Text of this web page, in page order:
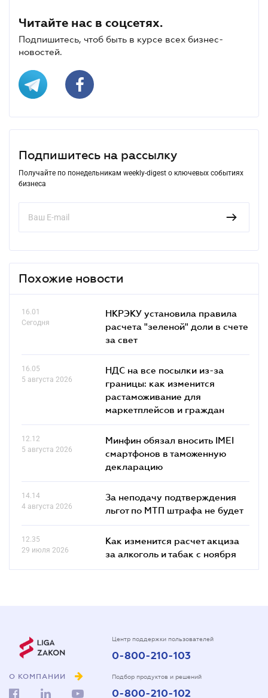
Читайте нас в соцсетях.
Подпишитесь, чтоб быть в курсе всех бизнес-
новостей.
Подпишитесь на рассылку
Получайте по понедельникам weekly-digest о ключевых событиях
бизнеса
Похожие новости
16.01
Сегодня
НКРЭКУ установила правила
расчета "зеленой" доли в счете
за свет
16.05
5 августа 2026
НДС на все посылки из-за
границы: как изменится
растаможивание для
маркетплейсов и граждан
12.12
5 августа 2026
Минфин обязал вносить IMEI
смартфонов в таможенную
декларацию
14.14
4 августа 2026
За неподачу подтверждения
льгот по МТП штрафа не будет
12.35
29 июля 2026
Как изменится расчет акциза
за алкоголь и табак с ноября
О КОМПАНИИ
Центр поддержки пользователей
0-800-210-103
Подбор продуктов и решений
0-800-210-102